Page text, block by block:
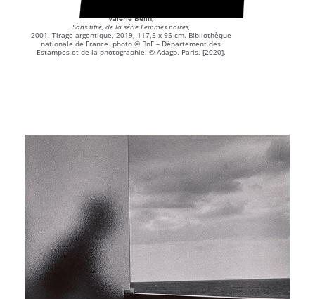
Valérie Belin,
Sans titre, de la série Femmes noires,
2001. Tirage argentique, 2019, 117,5 x 95 cm. Bibliothèque
nationale de France. photo © BnF – Département des
Estampes et de la photographie. © Adagp, Paris, [2020].